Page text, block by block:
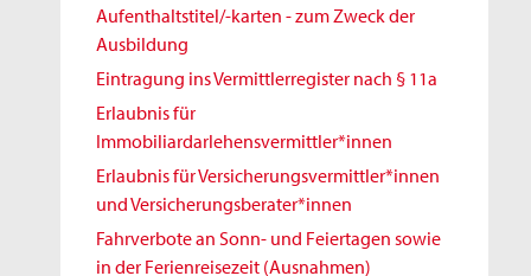
Aufenthaltstitel/-karten - zum Zweck der
Ausbildung
Eintragung ins Vermittlerregister nach § 11a
Erlaubnis für
Immobiliardarlehensvermittler*innen
Erlaubnis für Versicherungsvermittler*innen
und Versicherungsberater*innen
Fahrverbote an Sonn- und Feiertagen sowie
in der Ferienreisezeit (Ausnahmen)